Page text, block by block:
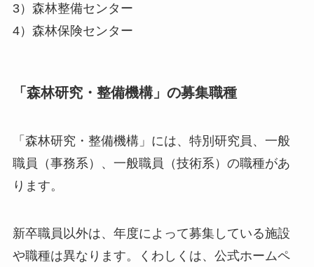
3）森林整備センター
4）森林保険センター
「森林研究・整備機構」の募集職種
「森林研究・整備機構」には、特別研究員、一般
職員（事務系）、一般職員（技術系）の職種があ
ります。
新卒職員以外は、年度によって募集している施設
や職種は異なります。くわしくは、公式ホームペ